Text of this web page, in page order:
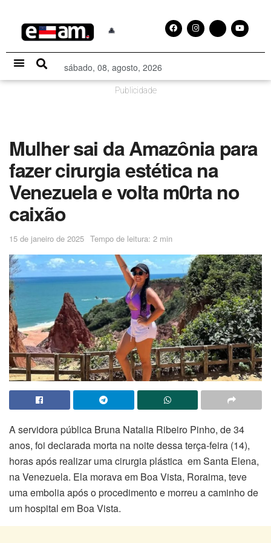
sábado, 08, agosto, 2026
Publicidade
Mulher sai da Amazônia para
fazer cirurgia estética na
Venezuela e volta m0rta no
caixão
15 de janeiro de 2025 Tempo de leitura: 2 min
A servidora pública Bruna Natalia Ribeiro Pinho, de 34
anos, foi declarada morta na noite dessa terça-feira (14),
horas após realizar uma cirurgia plástica em Santa Elena,
na Venezuela. Ela morava em Boa Vista, Roraima, teve
uma embolia após o procedimento e morreu a caminho de
um hospital em Boa Vista.